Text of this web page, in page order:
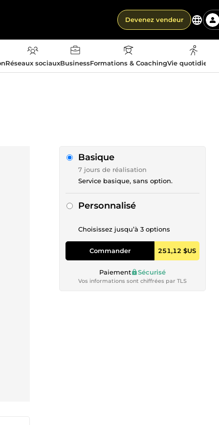
Devenez vendeur
Réseaux sociauxBusinessFormations & CoachingVie
Basique
7 jours de réalisation
Service basique, sans option.
Personnalisé
Choisissez jusqu’à 3 options
Commander 251,12 $US
Paiement Sécurisé
Vos informations sont chiffrées par TLS